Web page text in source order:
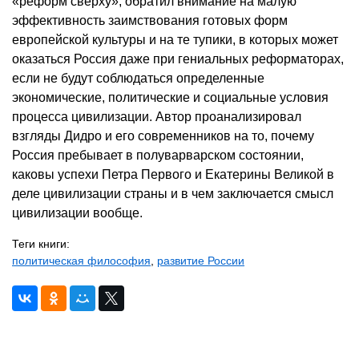
эффективность заимствования готовых форм
европейской культуры и на те тупики, в которых может
оказаться Россия даже при гениальных реформаторах,
если не будут соблюдаться определенные
экономические, политические и социальные условия
процесса цивилизации. Автор проанализировал
взгляды Дидро и его современников на то, почему
Россия пребывает в полуварварском состоянии,
каковы успехи Петра Первого и Екатерины Великой в
деле цивилизации страны и в чем заключается смысл
цивилизации вообще.
Теги книги:
политическая философия
развитие России